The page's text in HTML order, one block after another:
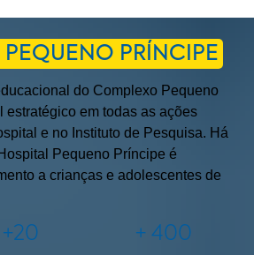
PRÍNCIPE
do Complexo Pequeno
estratégico em todas as ações
e no Instituto de Pesquisa. Há
Pequeno Príncipe é
a crianças e adolescentes de
+20 + 400